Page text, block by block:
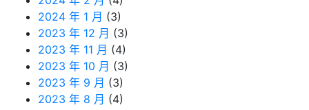
2024 年 1 月 (3)
2023 年 12 月 (3)
2023 年 11 月 (4)
2023 年 10 月 (3)
2023 年 9 月 (3)
2023 年 8 月 (4)